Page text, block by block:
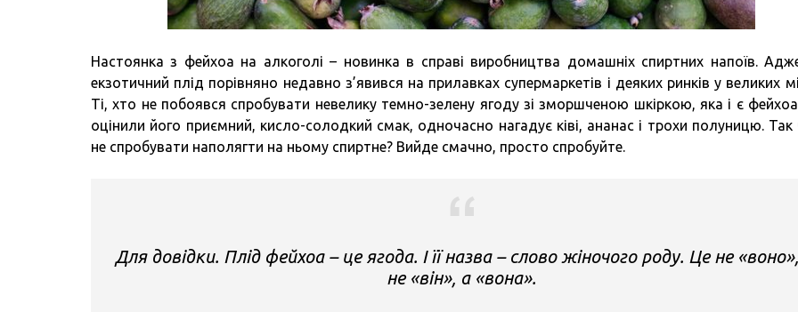
Настоянка з фейхоа на алкоголі – новинка в справі виробництва домашніх спиртних напоїв.
екзотичний плід порівняно недавно з’явився на прилавках супермаркетів і деяких ринків у великих
Ті, хто не побоявся спробувати невелику темно-зелену ягоду зі зморшченою шкіркою, яка і є
оцінили його приємний, кисло-солодкий смак, одночасно нагадує ківі, ананас і трохи полуницю.
не спробувати наполягти на ньому спиртне? Вийде смачно, просто спробуйте.
Для довідки. Плід фейхоа – це ягода. І її назва – слово жіночого роду. Це не «воно»,
не «він», а «вона».